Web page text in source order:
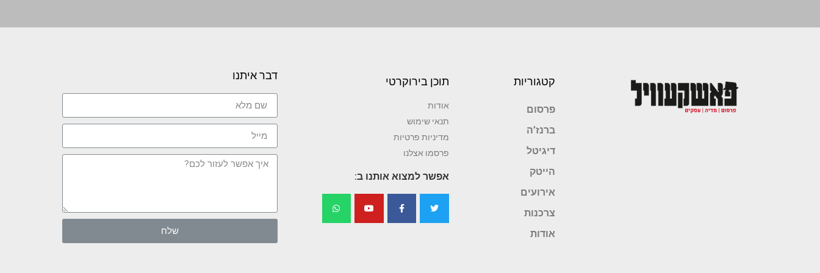
קטגוריות
פרסום
ברנז’ה
דיגיטל
הייטק
אירועים
צרכנות
אודות
תוכן בירוקרטי
אודות
תנאי שימוש
מדיניות פרטיות
פרסמו אצלנו
אפשר למצוא אותנו ב:
דבר איתנו
שלח